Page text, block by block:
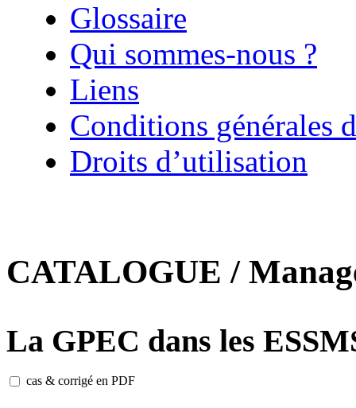
Glossaire
Qui sommes-nous ?
Liens
Conditions générales
Droits d’utilisation
CATALOGUE /
La GPEC dans les
cas & corrigé en PDF